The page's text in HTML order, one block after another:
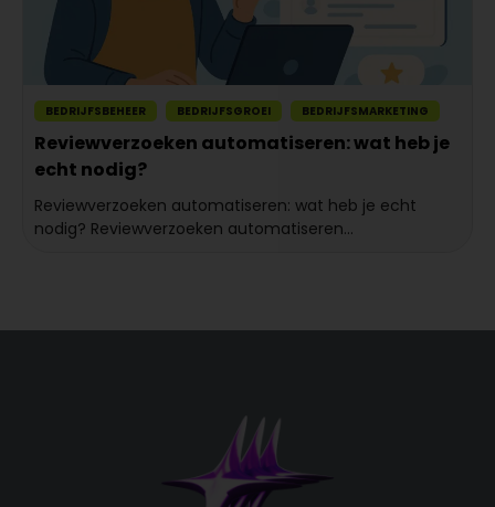
BEDRIJFSBEHEER BEDRIJFSGROEI BEDRIJFSMARKETING
Reviewverzoeken automatiseren: wat heb je
echt nodig?
Reviewverzoeken automatiseren: wat heb je echt
nodig? Reviewverzoeken automatiseren...